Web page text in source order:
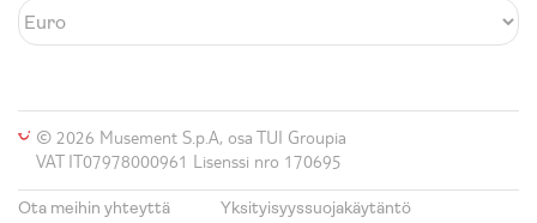
© 2026 Musement S.p.A, osa TUI Groupia
VAT IT07978000961 Lisenssi nro 170695
Ota meihin yhteyttä
Yksityisyyssuojakäytäntö